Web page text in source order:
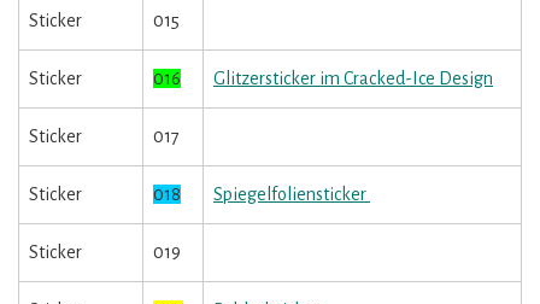
Sticker 015
Sticker 016 Glitzersticker im Cracked-Ice Design
Sticker 017
Sticker 018 Spiegelfoliensticker
Sticker 019